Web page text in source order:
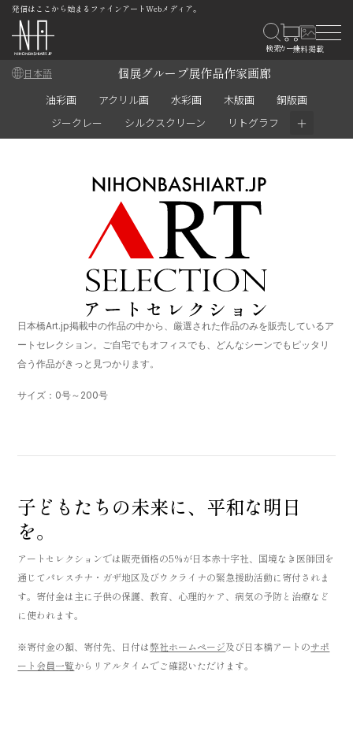
発信はここから始まるファインアートWebメディア。
日本語 個展グループ展作品作家画廊
油彩画 アクリル画 水彩画 木版画
銅版画
ジークレー
シルクスクリーン リトグラフ ＋
日本橋Art.jp掲載中の作品の中から、厳選された作品のみを販売しているア
ートセレクション。ご自宅でもオフィスでも、どんなシーンでもピッタリ
合う作品がきっと見つかります。
サイズ：0号～200号
子どもたちの未来に、平和な明日
を。
アートセレクションでは販売価格の5%が日本赤十字社、国境なき医師団を
通じてパレスチナ・ガザ地区及びウクライナの緊急援助活動に寄付されま
す。寄付金は主に子供の保護、教育、心理的ケア、病気の予防と治療など
に使われます。
※寄付金の額、寄付先、日付は弊社ホームページ及び日本橋アートのサポ
ート会員一覧からリアルタイムでご確認いただけます。